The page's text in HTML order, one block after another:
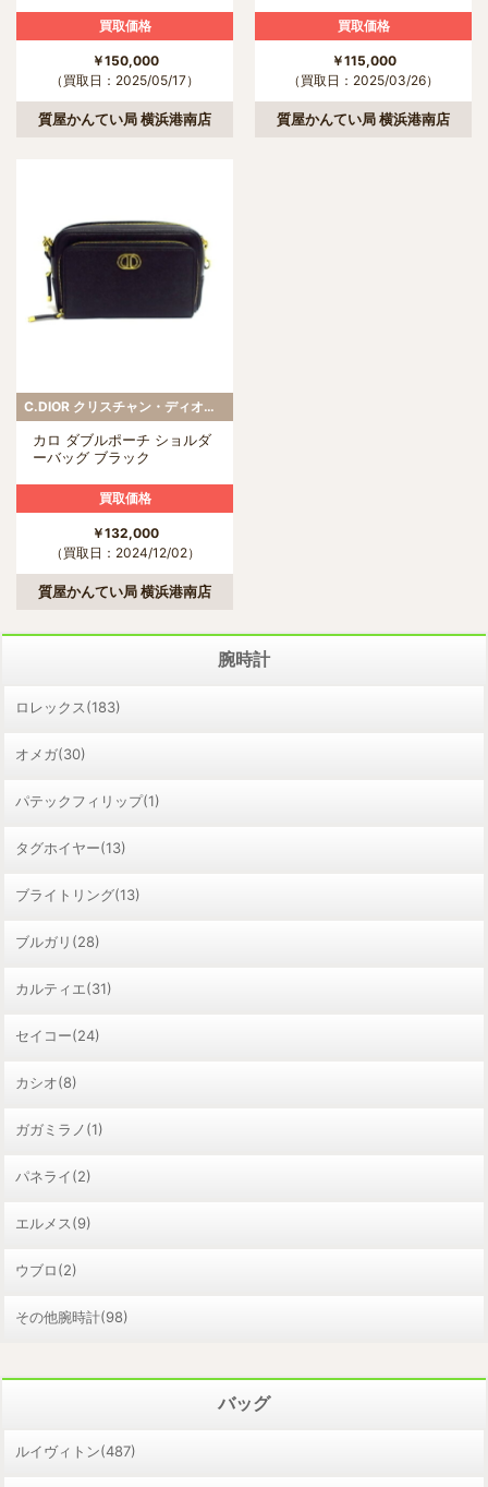
買取価格
￥150,000
（買取日：2025/05/17）
質屋かんてい局 横浜港南店
買取価格
￥115,000
（買取日：2025/03/26）
質屋かんてい局 横浜港南店
C.DIOR クリスチャン・ディオール
カロ ダブルポーチ ショルダ
ーバッグ ブラック
買取価格
￥132,000
（買取日：2024/12/02）
質屋かんてい局 横浜港南店
腕時計
ロレックス(183)
オメガ(30)
パテックフィリップ(1)
タグホイヤー(13)
ブライトリング(13)
ブルガリ(28)
カルティエ(31)
セイコー(24)
カシオ(8)
ガガミラノ(1)
パネライ(2)
エルメス(9)
ウブロ(2)
その他腕時計(98)
バッグ
ルイヴィトン(487)